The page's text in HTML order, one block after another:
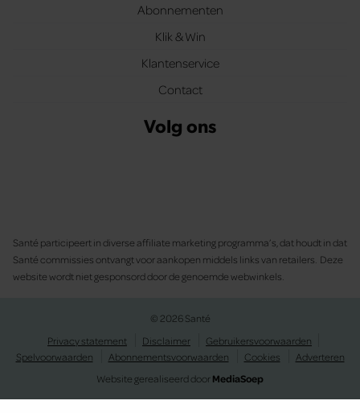
Abonnementen
Klik & Win
Klantenservice
Contact
Volg ons
Santé participeert in diverse affiliate marketing programma’s, dat houdt in dat
Santé commissies ontvangt voor aankopen middels links van retailers. Deze
website wordt niet gesponsord door de genoemde webwinkels.
© 2026 Santé
Privacy statement
Disclaimer
Gebruikersvoorwaarden
Spelvoorwaarden
Abonnementsvoorwaarden Cookies
Adverteren
Website gerealiseerd doorMediaSoep